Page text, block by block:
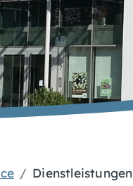
Dienstleistungen